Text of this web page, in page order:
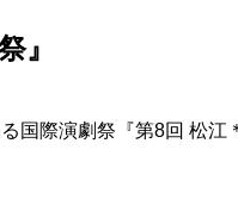
』
国際演劇祭『第8回 松江